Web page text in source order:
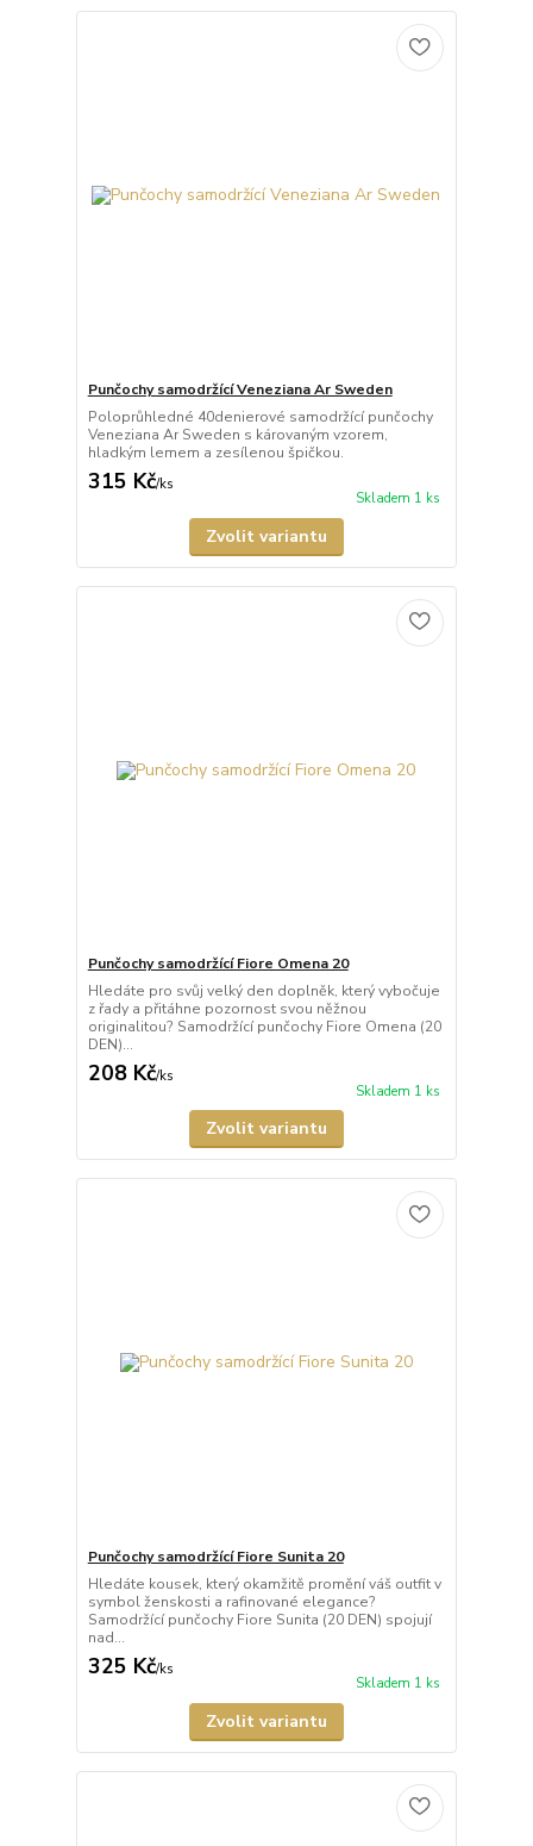
Punčochy samodržící Veneziana Ar Sweden
Poloprůhledné 40denierové samodržící punčochy
Veneziana Ar Sweden s károvaným vzorem,
hladkým lemem a zesílenou špičkou.
315 Kč/ks
Skladem 1 ks
Zvolit variantu
Punčochy samodržící Fiore Omena 20
Hledáte pro svůj velký den doplněk, který vybočuje
z řady a přitáhne pozornost svou něžnou
originalitou? Samodržící punčochy Fiore Omena (20
DEN)...
208 Kč/ks
Skladem 1 ks
Zvolit variantu
Punčochy samodržící Fiore Sunita 20
Hledáte kousek, který okamžitě promění váš outfit v
symbol ženskosti a rafinované elegance?
Samodržící punčochy Fiore Sunita (20 DEN) spojují
nad...
325 Kč/ks
Skladem 1 ks
Zvolit variantu